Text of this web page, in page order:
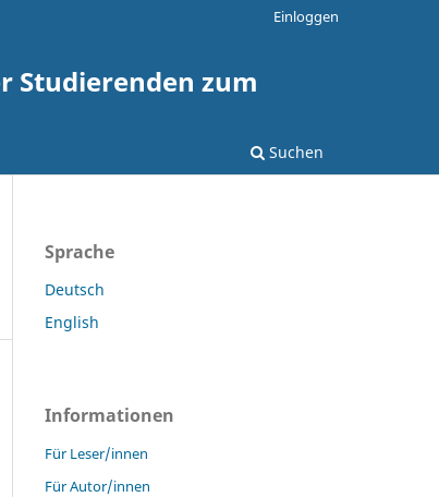
Studierenden zum
Suchen
Einloggen
Sprache
Deutsch
English
Informationen
Für Leser/innen
Für Autor/innen